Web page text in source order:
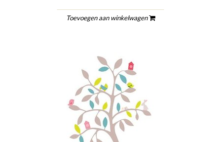
Toevoegen aan winkelwagen